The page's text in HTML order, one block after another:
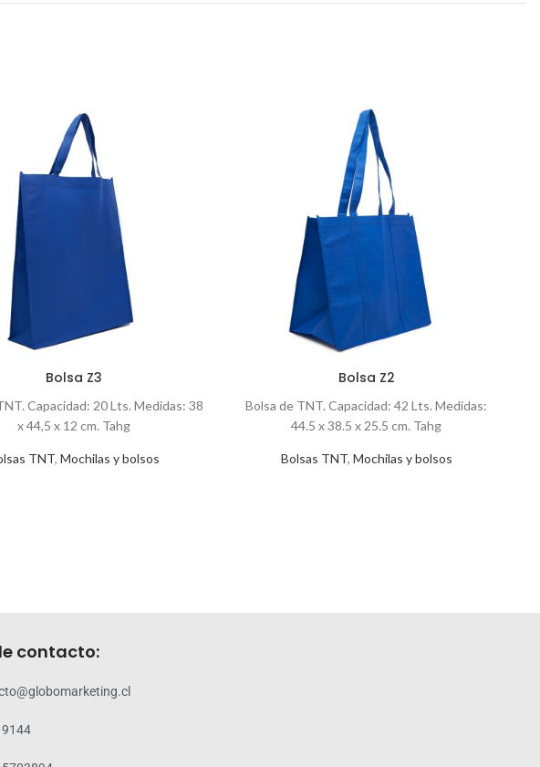
Bolsa Z3
TNT, Mochilas y bolsos
Capacidad: 20 Lts. Medidas: 38
x 44,5 x 12 cm. Tahg
Bolsa Z2
Bolsas TNT, Mochilas y bolsos
Bolsa de TNT. Capacidad: 42 Lts. Medidas:
44.5 x 38.5 x 25.5 cm. Tahg
contacto: